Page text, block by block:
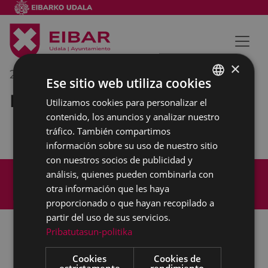
23/02/2021
Reunión externa
Aviso legal
Política de cookies
Accesibilidad
BASQUE
SPANISH
×
Ese sitio web utiliza cookies
Utilizamos cookies para personalizar el
contenido, los anuncios y analizar nuestro
tráfico. También compartimos
información sobre su uso de nuestro sitio
con nuestros socios de publicidad y
análisis, quienes pueden combinarla con
otra información que les haya
proporcionado o que hayan recopilado a
partir del uso de sus servicios.
Pribatutasun-politika
Cookies
Cookies de